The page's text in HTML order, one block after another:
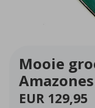
Mooie
Amazones
EUR 129,95